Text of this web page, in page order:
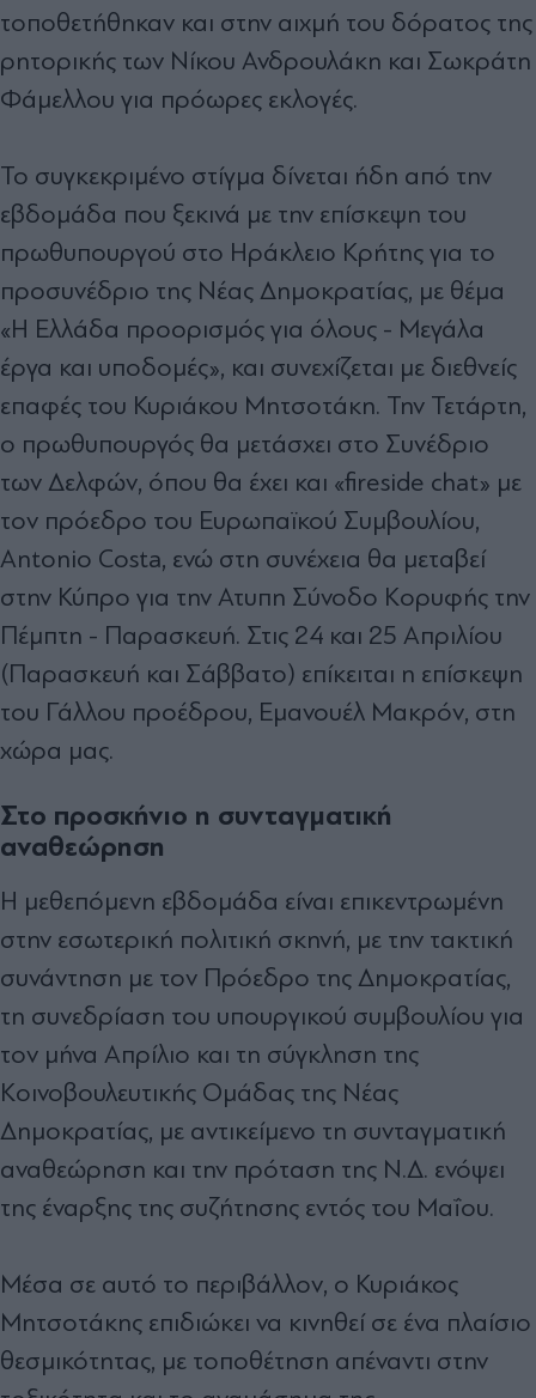
τοποθετήθηκαν και στην αιχµή του δόρατος της
ρητορικής των Νίκου Ανδρουλάκη και Σωκράτη
Φάµελλου για πρόωρες εκλογές.
Το συγκεκριµένο στίγµα δίνεται ήδη από την
εβδοµάδα που ξεκινά µε την επίσκεψη του
πρωθυπουργού στο Ηράκλειο Κρήτης για το
προσυνέδριο της Νέας ∆ηµοκρατίας, µε θέµα
«Η Ελλάδα προορισµός για όλους - Μεγάλα
έργα και υποδοµές», και συνεχίζεται µε διεθνείς
επαφές του Κυριάκου Μητσοτάκη. Την Τετάρτη,
ο πρωθυπουργός θα µετάσχει στο Συνέδριο
των ∆ελφών, όπου θα έχει και «fireside chat» µε
τον πρόεδρο του Ευρωπαϊκού Συµβουλίου,
Antonio Costa, ενώ στη συνέχεια θα µεταβεί
στην Κύπρο για την Ατυπη Σύνοδο Κορυφής την
Πέµπτη - Παρασκευή. Στις 24 και 25 Απριλίου
(Παρασκευή και Σάββατο) επίκειται η επίσκεψη
του Γάλλου προέδρου, Εµανουέλ Μακρόν, στη
χώρα µας.
Στο προσκήνιο η συνταγματική
αναθεώρηση
Η µεθεπόµενη εβδοµάδα είναι επικεντρωµένη
στην εσωτερική πολιτική σκηνή, µε την τακτική
συνάντηση µε τον Πρόεδρο της ∆ηµοκρατίας,
τη συνεδρίαση του υπουργικού συµβουλίου για
τον µήνα Απρίλιο και τη σύγκληση της
Κοινοβουλευτικής Οµάδας της Νέας
∆ηµοκρατίας, µε αντικείµενο τη συνταγµατική
αναθεώρηση και την πρόταση της Ν.∆. ενόψει
της έναρξης της συζήτησης εντός του Μαΐου.
Μέσα σε αυτό το περιβάλλον, ο Κυριάκος
Μητσοτάκης επιδιώκει να κινηθεί σε ένα πλαίσιο
θεσµικότητας, µε τοποθέτηση απέναντι στην